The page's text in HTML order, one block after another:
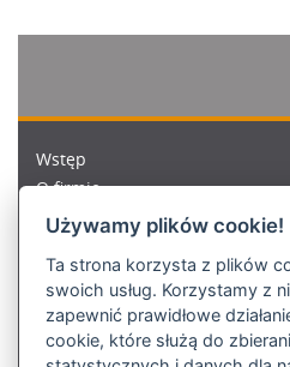
Wstęp
O firmie
Materiały i produkcja
Badania i rozwój
Jakość i certyfikaty
Zespół Aries
Media
Kontakty
Używamy plików cookie!
Ta strona korzysta z plików
swoich usług. Korzystamy z
zapewnić prawidłowe
cookie, które służą do